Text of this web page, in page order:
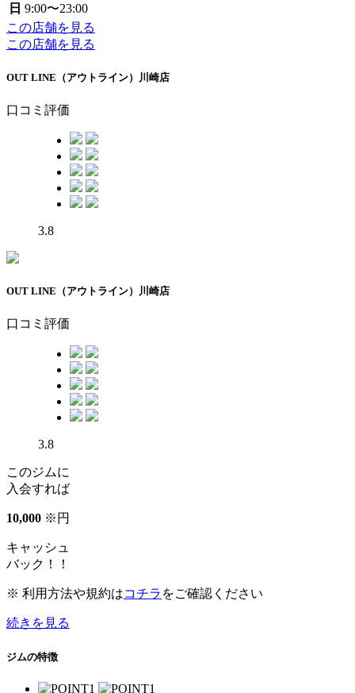
日 9:00〜23:00
この店舗を見る
この店舗を見る
OUT LINE（アウトライン）川崎店
口コミ評価
3.8
OUT LINE（アウトライン）川崎店
口コミ評価
3.8
このジムに
入会すれば
10,000 ※ 円
キャッシュ
バック！！
※ 利用方法や規約はコチラ をご確認ください
続きを見る
ジムの特徴